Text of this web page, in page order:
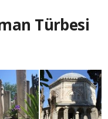
Türbesi